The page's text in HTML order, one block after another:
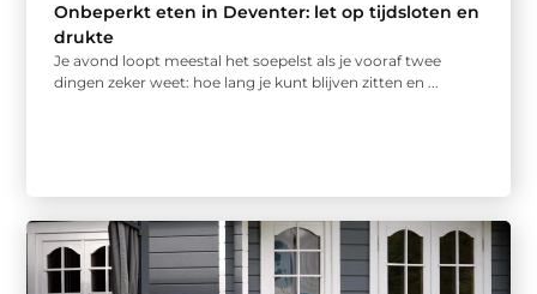
Onbeperkt eten in Deventer: let op tijdsloten en
drukte
Je avond loopt meestal het soepelst als je vooraf twee
dingen zeker weet: hoe lang je kunt blijven zitten en ...